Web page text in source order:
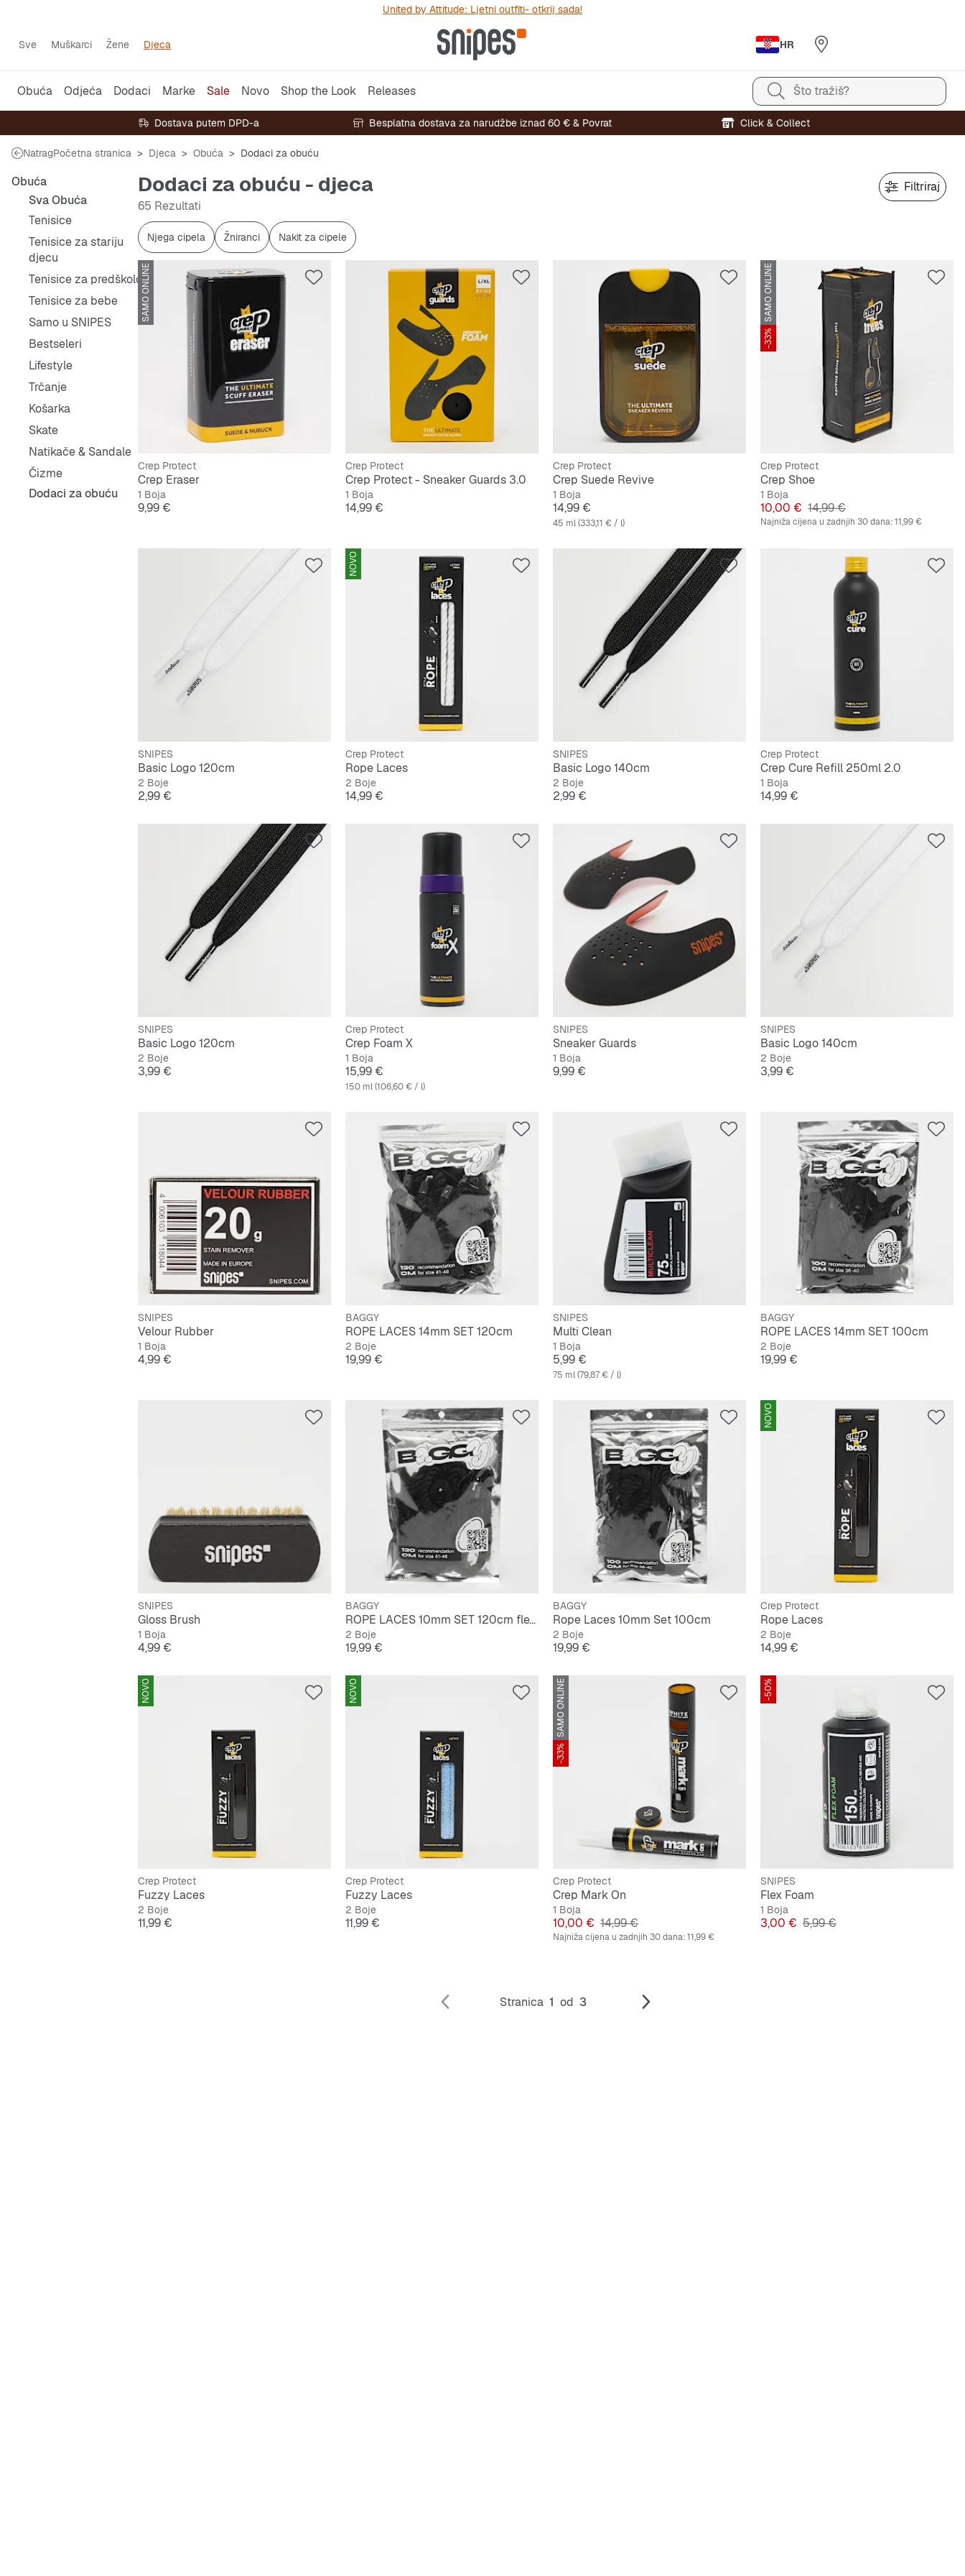
United by Attitude: Ljetni outfiti- otkrij sada!
Sve Muškarci Žene Djeca HR
Obuća Odjeća Dodaci Marke Sale Novo Shop the Look Releases Što tražiš?
Dostava putem DPD-a Besplatna dostava za narudžbe iznad 60 € & Povrat Click & Collect
NatragPočetna stranica Djeca Obuća Dodaci za obuću
Obuća
Sva Obuća
Tenisice
Tenisice za stariju
djecu
Tenisice za predškolce
Tenisice za bebe
Samo u SNIPES
Bestseleri
Lifestyle
Trčanje
Košarka
Skate
Natikače & Sandale
Čizme
Dodaci za obuću
Dodaci za obuću - djeca
65 Rezultati
Filtriraj
Njega cipela Žniranci Nakit za cipele
SAMO ONLINE
Crep Protect
Crep Eraser
1 Boja
Cijena
9,99 €
Crep Protect
Crep Protect - Sneaker Guards 3.0
1 Boja
Cijena
14,99 €
Crep Protect
Crep Suede Revive
1 Boja
Cijena
14,99 €
45 ml (333,11 € / l)
SAMO ONLINE
-33%
Crep Protect
Crep Shoe
1 Boja
Cijena
10,00 € Originalna cijena
14,99 €
Najniža cijena u zadnjih 30 dana:11,99 €
SNIPES
Basic Logo 120cm
2 Boje
Cijena
2,99 €
NOVO
Crep Protect
Rope Laces
2 Boje
Cijena
14,99 €
SNIPES
Basic Logo 140cm
2 Boje
Cijena
2,99 €
Crep Protect
Crep Cure Refill 250ml 2.0
1 Boja
Cijena
14,99 €
SNIPES
Basic Logo 120cm
2 Boje
Cijena
3,99 €
Crep Protect
Crep Foam X
1 Boja
Cijena
15,99 €
150 ml (106,60 € / l)
SNIPES
Sneaker Guards
1 Boja
Cijena
9,99 €
SNIPES
Basic Logo 140cm
2 Boje
Cijena
3,99 €
SNIPES
Velour Rubber
1 Boja
Cijena
4,99 €
BAGGY
ROPE LACES 14mm SET 120cm
2 Boje
Cijena
19,99 €
SNIPES
Multi Clean
1 Boja
Cijena
5,99 €
75 ml (79,87 € / l)
BAGGY
ROPE LACES 14mm SET 100cm
2 Boje
Cijena
19,99 €
SNIPES
Gloss Brush
1 Boja
Cijena
4,99 €
BAGGY
ROPE LACES 10mm SET 120cm flex white
2 Boje
Cijena
19,99 €
BAGGY
Rope Laces 10mm Set 100cm
2 Boje
Cijena
19,99 €
NOVO
Crep Protect
Rope Laces
2 Boje
Cijena
14,99 €
NOVO
Crep Protect
Fuzzy Laces
2 Boje
Cijena
11,99 €
NOVO
Crep Protect
Fuzzy Laces
2 Boje
Cijena
11,99 €
SAMO ONLINE
-33%
Crep Protect
Crep Mark On
1 Boja
Cijena
10,00 € Originalna cijena
14,99 €
Najniža cijena u zadnjih 30 dana:11,99 €
-50%
SNIPES
Flex Foam
1 Boja
Cijena
3,00 € Originalna cijena
5,99 €
Stranica 1 od 3